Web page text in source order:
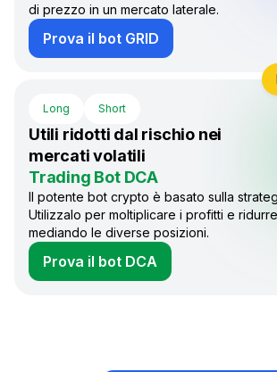
di prezzo in un mercato laterale.
Prova il bot GRID
Long Short
Utili ridotti dal rischio nei
mercati volatili
Trading Bot DCA
Il potente bot crypto è basato sulla
Utilizzalo per moltiplicare i profitti e
mediando le diverse posizioni.
Prova il bot DCA